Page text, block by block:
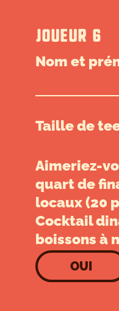
JOUEUR 6
Nom et
Taille de
Aimeriez-
quart de
locaux (20
Cocktail
boissons à
OUI